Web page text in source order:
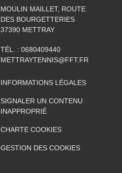
MOULIN MAILLET, ROUTE
DES BOURGETTERIES
37390 METTRAY
TÉL. : 0680409440
METTRAYTENNIS@FFT.FR
INFORMATIONS LÉGALES
SIGNALER UN CONTENU
INAPPROPRIÉ
CHARTE COOKIES
GESTION DES COOKIES